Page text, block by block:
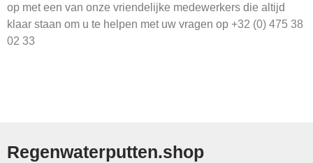
op met een van onze vriendelijke medewerkers die altijd
klaar staan om u te helpen met uw vragen op +32 (0) 475 38
02 33
Regenwaterputten.shop